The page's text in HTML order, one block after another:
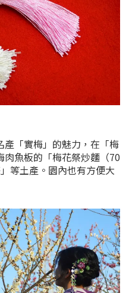
「實梅」的魅力，在「梅
魚板的「梅花祭炒麵（70
等土產。園內也有方便大